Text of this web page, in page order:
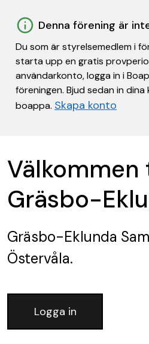
Denna förening är
Du som är styrelsemedlem i
starta upp en gratis
användarkonto, logga in i
föreningen. Bjud sedan in
boappa. Skapa konto
Välkommen
Gräsbo-
Gräsbo-Eklunda
Östervåla.
Logga in